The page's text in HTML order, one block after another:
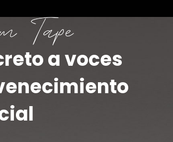
a voces